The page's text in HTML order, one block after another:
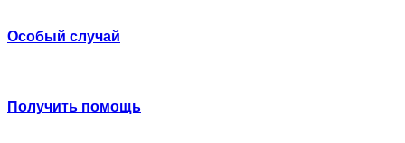
Особый случай
Получить помощь